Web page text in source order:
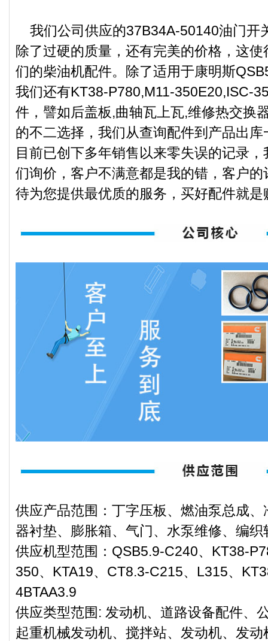
我们公司供应的37B34A-50140油门开
除了过硬的质量，还有完美的价格，这
们的柴油机配件。除了适用于康明斯
我们还有KT38-P780,M11-350E20,ISC-
件，譬如后盖板,曲轴瓦上瓦,维修热交换
的不二选择，我们从查询配件到产品出
目前已创下多年销售以来零失误的记录
们询价，客户不满意都是我的错，客户
待为您提供最优质的服务，买好配件就是
供应产品范围：丁字压板、燃油泵总成
器衬垫、膨胀箱、气门、水泵维修、编
供应机型范围：QSB5.9-C240、KT38-
350、KTA19、CT8.3-C215、L315、
4BTAA3.9
供应类型范围: 发动机、道路设备配件、
起重机械发动机、搅拌站、发动机、发